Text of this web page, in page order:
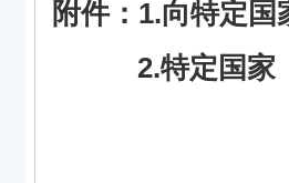
附件： 1.向特定国
2.特定国家